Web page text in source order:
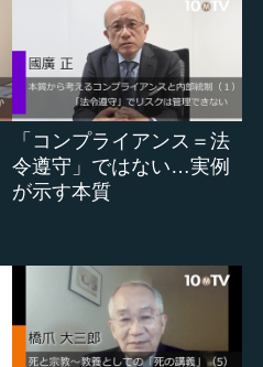
面倒くさいな」みたいなと
そうなると、）いざマネジメ
たときに、一緒にできる人が
はないかと思います。この
評価していったらいいので
世界でクリエイターといわれ
...
「コンプライアンス＝法
令遵守」ではない…実例
が示す本質